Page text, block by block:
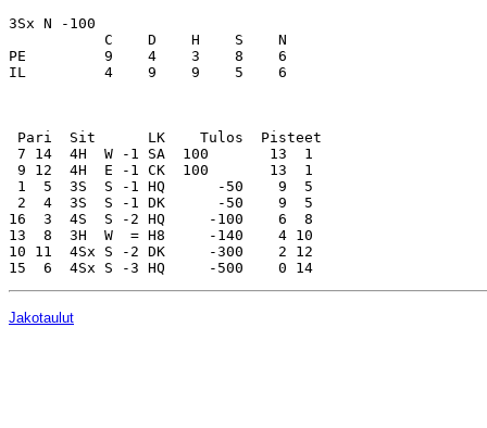
3Sx N -100
           C    D    H    S    N
PE         9    4    3    8    6
IL         4    9    9    5    6
Pari  Sit      LK    Tulos  Pisteet
7 14  4H  W -1 SA  100       13  1
9 12  4H  E -1 CK  100       13  1
1  5  3S  S -1 HQ      -50    9  5
2  4  3S  S -1 DK      -50    9  5
16  3  4S  S -2 HQ     -100    6  8
13  8  3H  W  = H8     -140    4 10
10 11  4Sx S -2 DK     -300    2 12
Jakotaulut